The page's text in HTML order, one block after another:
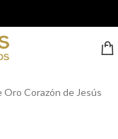
Oro Corazón de Jesús